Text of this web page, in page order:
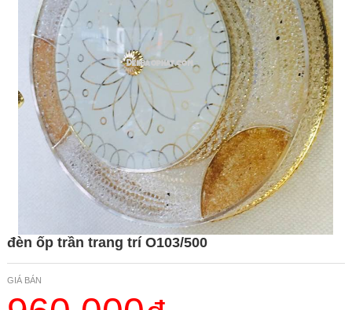
đèn ốp trần trang trí O103/500
GIÁ BÁN